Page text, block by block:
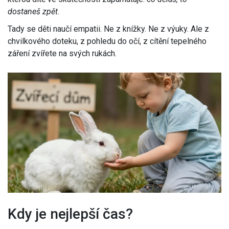
dostaneš zpět.
Tady se děti naučí empatii. Ne z knížky. Ne z výuky. Ale z
chvilkového doteku, z pohledu do očí, z cítění tepelného
záření zvířete na svých rukách.
Kdy je nejlepší čas?